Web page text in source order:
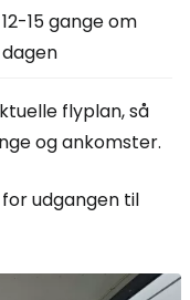
12-15 gange om
dagen
flyplan, så
og ankomster.
udgangen til